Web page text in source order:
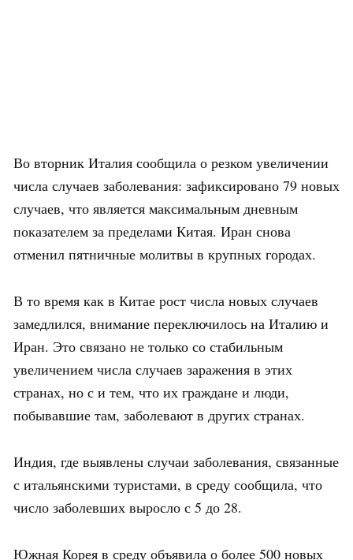
Во вторник Италия сообщила о резком увеличении
числа случаев заболевания: зафиксировано 79 новых
случаев, что является максимальным дневным
показателем за пределами Китая. Иран снова
отменил пятничные молитвы в крупных городах.
В то время как в Китае рост числа новых случаев
замедлился, внимание переключилось на Италию и
Иран. Это связано не только со стабильным
увеличением числа случаев заражения в этих
странах, но с и тем, что их граждане и люди,
побывавшие там, заболевают в других странах.
Индия, где выявлены случаи заболевания, связанные
с итальянскими туристами, в среду сообщила, что
число заболевших выросло с 5 до 28.
Южная Корея в среду объявила о более 500 новых